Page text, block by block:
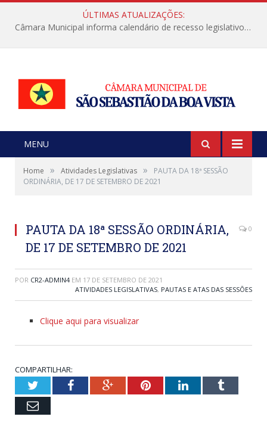
ÚLTIMAS ATUALIZAÇÕES:
Câmara Municipal informa calendário de recesso legislativo de julho
MENU
Home » Atividades Legislativas »
PAUTA DA 18ª SESSÃO
ORDINÁRIA, DE 17 DE SETEMBRO DE 2021
PAUTA DA 18ª SESSÃO ORDINÁRIA,
DE 17 DE SETEMBRO DE 2021
0
POR CR2-ADMIN4 EM 17 DE SETEMBRO DE 2021
ATIVIDADES LEGISLATIVAS, PAUTAS E ATAS DAS SESSÕES
Clique aqui para visualizar
COMPARTILHAR:
TwitterFacebookGoogle+PinterestLinkedInTumblr
Email